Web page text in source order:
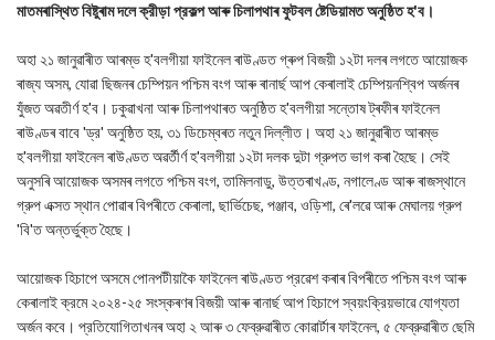
মাতমৰাস্থিত বিষ্টুৰাম দলে ক্রীড়া প্রকল্প আৰু চিলাপথাৰ ফুটবল ষ্টেডিয়ামত অনুষ্ঠিত হ'ব।
অহা ২১ জানুৱাৰীত আৰম্ভ হ'বলগীয়া ফাইনেল ৰাউণ্ডত গ্ৰুপ বিজয়ী ১২টা দলৰ লগতে আয়োজক
ৰাজ্য অসম, যোৱা ছিজনৰ চেম্পিয়ন পশ্চিম বংগ আৰু ৰানাৰ্ছ আপ কেৰালাই চেম্পিয়নশ্বিপ অর্জনৰ
যুঁজত অৱতীর্ণ হ'ব। ঢকুৱাখনা আৰু চিলাপথাৰত অনুষ্ঠিত হ'বলগীয়া সন্তোষ ট্ৰফীৰ ফাইনেল
ৰাউণ্ডৰ বাবে 'ড্র' অনুষ্ঠিত হয়, ৩১ ডিচেম্বৰত নতুন দিল্লীত। অহা ২১ জানুৱাৰীত আৰম্ভ
হ'বলগীয়া ফাইনেল ৰাউণ্ডত অৱর্তীর্ণ হ'বলগীয়া ১২টা দলক দুটা গ্রুপত ভাগ কৰা হৈছে। সেই
অনুসৰি আয়োজক অসমৰ লগতে পশ্চিম বংগ, তামিলনাডু, উত্তৰাখণ্ড, নগালেণ্ড আৰু ৰাজস্থানে
গ্রুপ এক্সত স্থান পোৱাৰ বিপৰীতে কেৰালা, ছার্ভিচেছ, পঞ্জাব, ওড়িশা, ৰে'লৱে আৰু মেঘালয় গ্রুপ
'বি'ত অন্তর্ভুক্ত হৈছে।
আয়োজক হিচাপে অসমে পোনপটীয়াকৈ ফাইনেল ৰাউণ্ডত প্রৱেশ কৰাৰ বিপৰীতে পশ্চিম বংগ আৰু
কেৰালাই ক্রমে ২০২৪-২৫ সংস্কৰণৰ বিজয়ী আৰু ৰানাৰ্ছ আপ হিচাপে স্বয়ংক্রিয়ভাৱে যোগ্যতা
অর্জন কবে। প্রতিযোগিতাখনৰ অহা ২ আৰু ৩ ফেব্রুৱাৰীত কোৱাৰ্টাৰ ফাইনেল, ৫ ফেব্রুৱাৰীত ছেমি